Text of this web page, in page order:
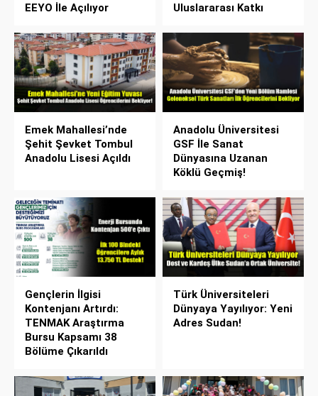
EEYO İle Açılıyor
Uluslararası Katkı
Emek Mahallesi’nde
Şehit Şevket Tombul
Anadolu Lisesi Açıldı
Anadolu Üniversitesi
GSF İle Sanat
Dünyasına Uzanan
Köklü Geçmiş!
Gençlerin İlgisi
Kontenjanı Artırdı:
TENMAK Araştırma
Bursu Kapsamı 38
Bölüme Çıkarıldı
Türk Üniversiteleri
Dünyaya Yayılıyor: Yeni
Adres Sudan!